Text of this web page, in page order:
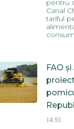
pentru
Canal
tariful
FAO
14:51